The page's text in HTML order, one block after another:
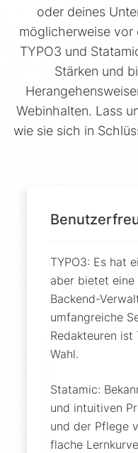
oder deines
möglicherweise vor
TYPO3 und
Stärken und
Webinhalten. Lass
wie sie sich in
TYPO3: Es hat
aber bietet
Backend-
umfangreiche
Redakteuren
Wahl.
Statamic:
und intuitiven
und der Pflege
flache